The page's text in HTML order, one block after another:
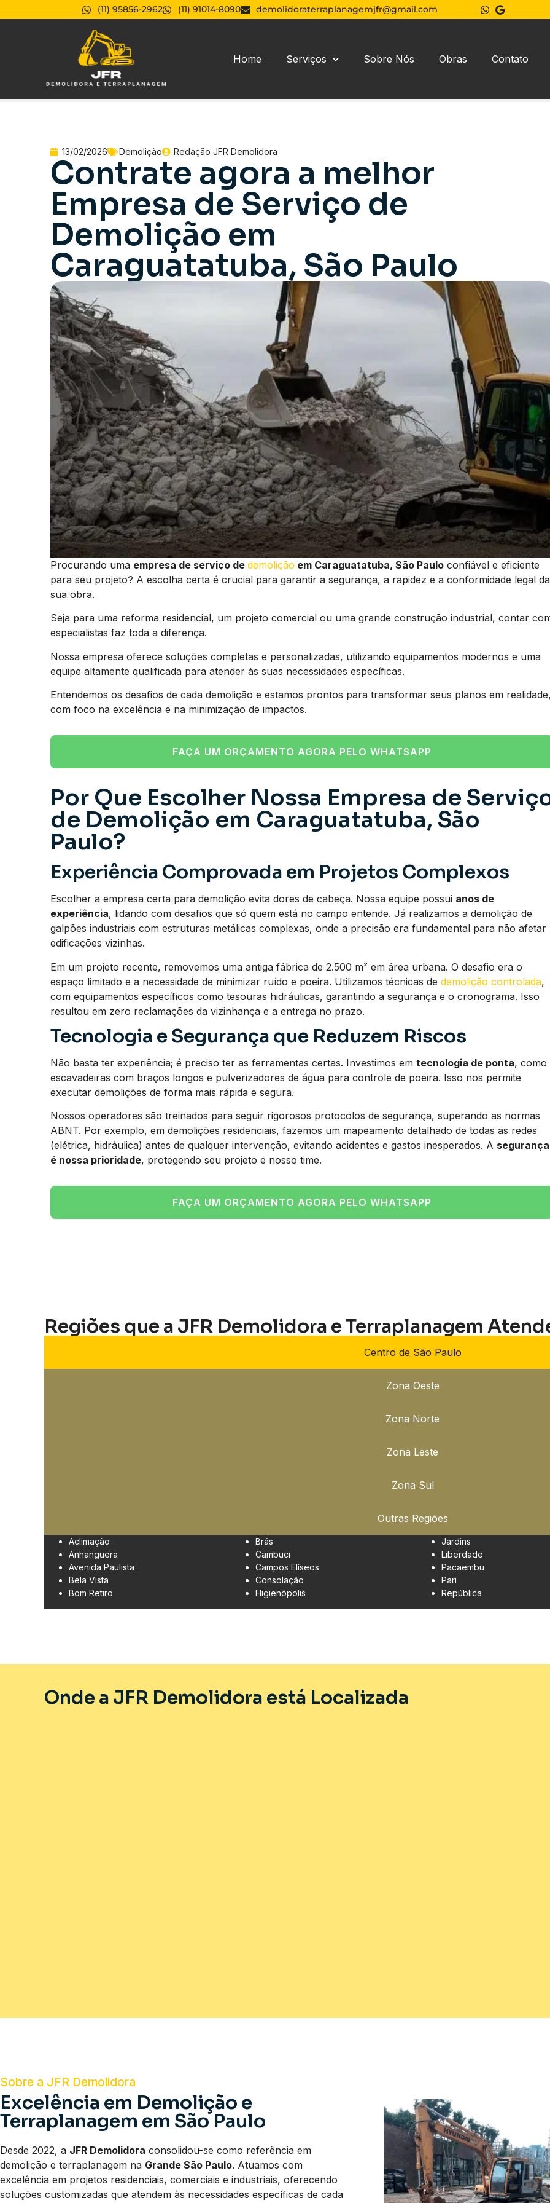
(11) 95856-2962 (11) 91014-8090 demolidoraterraplanagemjfr@gmail.com
Home Serviços Sobre Nós Obras Contato
13/02/2026 Demolição Redação JFR Demolidora
Contrate agora a melhor
Empresa de Serviço de
Demolição em
Caraguatatuba, São Paulo
Procurando uma empresa de serviço de demolição em Caraguatatuba, São Paulo confiável e eficiente
para seu projeto? A escolha certa é crucial para garantir a segurança, a rapidez e a conformidade legal da
sua obra.
Seja para uma reforma residencial, um projeto comercial ou uma grande construção industrial, contar
especialistas faz toda a diferença.
Nossa empresa oferece soluções completas e personalizadas, utilizando equipamentos modernos e uma
equipe altamente qualificada para atender às suas necessidades específicas.
Entendemos os desafios de cada demolição e estamos prontos para transformar seus planos em
com foco na excelência e na minimização de impactos.
FAÇA UM ORÇAMENTO AGORA PELO WHATSAPP
Por Que Escolher Nossa Empresa de
de Demolição em Caraguatatuba, São
Paulo?
Experiência Comprovada em Projetos Complexos
Escolher a empresa certa para demolição evita dores de cabeça. Nossa equipe possui anos de
experiência, lidando com desafios que só quem está no campo entende. Já realizamos a demolição de
galpões industriais com estruturas metálicas complexas, onde a precisão era fundamental para não afetar
edificações vizinhas.
Em um projeto recente, removemos uma antiga fábrica de 2.500 m² em área urbana. O desafio era o
espaço limitado e a necessidade de minimizar ruído e poeira. Utilizamos técnicas de demolição controlada,
com equipamentos específicos como tesouras hidráulicas, garantindo a segurança e o cronograma. Isso
resultou em zero reclamações da vizinhança e a entrega no prazo.
Tecnologia e Segurança que Reduzem Riscos
Não basta ter experiência; é preciso ter as ferramentas certas. Investimos em tecnologia de ponta, como
escavadeiras com braços longos e pulverizadores de água para controle de poeira. Isso nos permite
executar demolições de forma mais rápida e segura.
Nossos operadores são treinados para seguir rigorosos protocolos de segurança, superando as normas
ABNT. Por exemplo, em demolições residenciais, fazemos um mapeamento detalhado de todas as redes
(elétrica, hidráulica) antes de qualquer intervenção, evitando acidentes e gastos inesperados. A segurança
é nossa prioridade, protegendo seu projeto e nosso time.
FAÇA UM ORÇAMENTO AGORA PELO WHATSAPP
Regiões que a JFR Demolidora e Terraplanagem
Centro de São Paulo
Zona Oeste
Zona Norte
Zona Leste
Zona Sul
Outras Regiões
Aclimação
Anhanguera
Avenida Paulista
Bela Vista
Bom Retiro
Brás
Cambuci
Campos Elíseos
Consolação
Higienópolis
Jardins
Liberdade
Pacaembu
Pari
República
Onde a JFR Demolidora está Localizada
Sobre a JFR Demolidora
Excelência em Demolição e
Terraplanagem em São Paulo
Desde 2022, a JFR Demolidora consolidou-se como referência em
demolição e terraplanagem na Grande São Paulo. Atuamos com
excelência em projetos residenciais, comerciais e industriais, oferecendo
soluções customizadas que atendem às necessidades específicas de cada